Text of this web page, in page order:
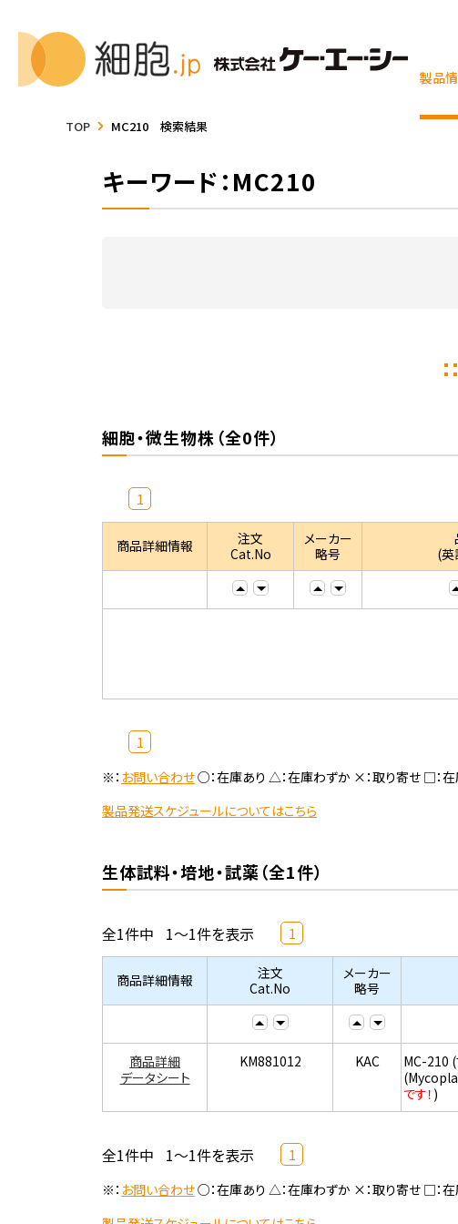
製品
TOP MC210 検索結果
キーワード：MC210
細胞・微生物株（全0件）
1
商品詳細情報
注文
Cat.No
メーカー
略号
(英
1
※： お問い合わせ○：在庫あり △：在庫わずか ×：取り寄せ □：在
製品発送スケジュールについてはこちら
生体試料・培地・試薬（全1件）
全1件中 1～1件を表示 1
商品詳細情報
注文
Cat.No
メーカー
略号
商品詳細
データシート
KM881012 KAC
MC-210
です！ )
全1件中 1～1件を表示 1
※： お問い合わせ○：在庫あり △：在庫わずか ×：取り寄せ □：在